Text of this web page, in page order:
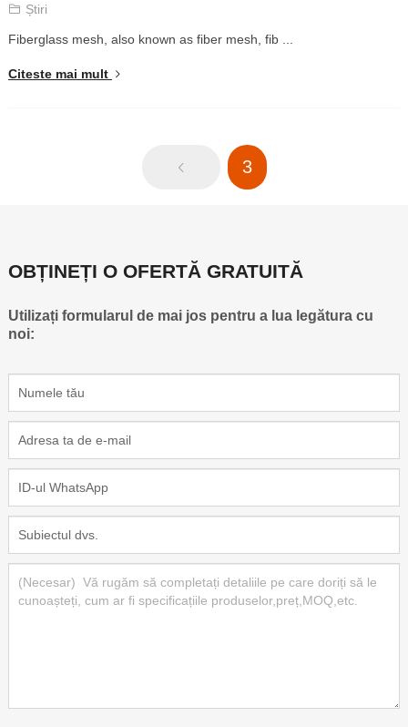
Știri
Fiberglass mesh also known as fiber mesh fib...
Citeste mai mult
3
OBȚINEȚI O OFERTĂ GRATUITĂ
Utilizați formularul de mai jos pentru a lua legătura cu
noi: